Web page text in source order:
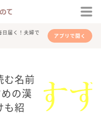
日届く！夫婦で
アプリで開く
む名前
の漢
も紹